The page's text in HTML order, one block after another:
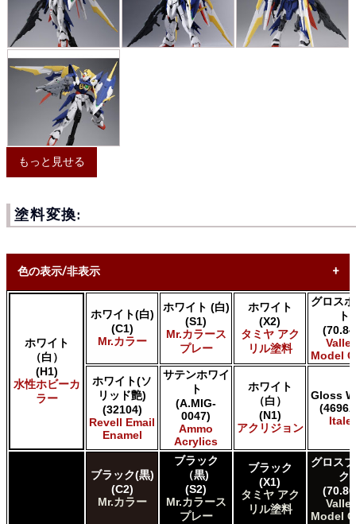
もっと見せる
塗料変換:
色の表示/非表示
* ボックスをオン/オフにして、同等の色を見つけやすくしま
Uncheck ALL
AK INTERACTIVE AK 3rd Gen Acrylics
AK INTERACTIVE AK Acrylics
AK INTERACTIVE AK Real Color
ALCLAD II ALCLAD II
AMMO by Mig Jimenez Ammo Acrylics
Acrylicos Vallejo Vallejo Game Air
Acrylicos Vallejo Vallejo Game Color
Acrylicos Vallejo Vallejo Liquid Gold
Acrylicos Vallejo Vallejo Mecha Color
Acrylicos Vallejo Vallejo Metal Color
ホワイト
（白）
(H1)
水性ホビーカ
ラー
ホワイト(白)
(C1)
Mr.カラー
ホワイト (白)
(S1)
Mr.カラース
プレー
ホワイト
(X2)
タミヤ アク
リル塗料
グロス
ト
Model
ホワイト(ソ
リッド艶)
(32104)
Revell Email
Enamel
サテンホワイ
ト
(A.MIG-
0047)
Ammo
Acrylics
ホワイト
（白）
(N1)
アクリジョン
Gloss
ブラック(黒)
(C2)
Mr.カラー
ブラック
（黒)
(S2)
Mr.カラース
プレー
ブラック
(X1)
タミヤ アク
リル塗料
グロス
ク
Model